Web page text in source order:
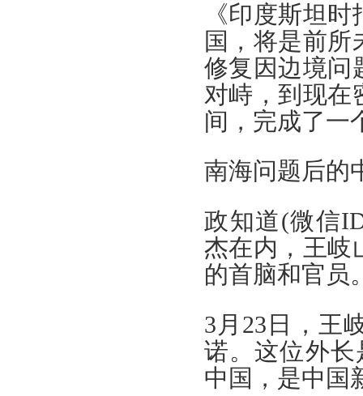
《印度斯坦
国，将是前
修复因边境问
对峙，到现在
间，完成了一
南海问题后的
政知道(微信
杰在内，王岐
的首脑和官员
3月23日，王
诺。这位外长
中国，是中国